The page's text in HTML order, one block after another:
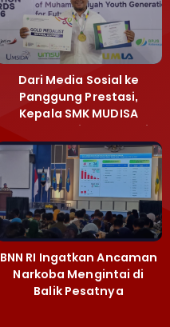
Dari Media Sosial ke
Panggung Prestasi,
Kepala SMK MUDISA
Irvandy Andriansyah Raih
Emas MEA 2026
BNN RI Ingatkan Ancaman
Narkoba Mengintai di
Balik Pesatnya